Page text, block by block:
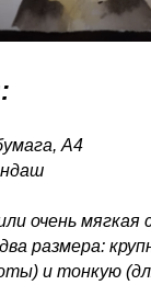
А4
очень мягкая
размера:
и тонкую